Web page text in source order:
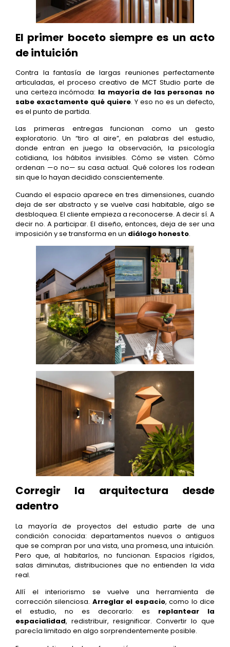
El primer boceto siempre es un acto
de intuición
Contra la fantasía de largas reuniones perfectamente
articuladas, el proceso creativo de MCT Studio parte de
una certeza incómoda: la mayoría de las personas no
sabe exactamente qué quiere. Y eso no es un defecto,
es el punto de partida.
Las primeras entregas funcionan como un gesto
exploratorio. Un “tiro al aire”, en palabras del estudio,
donde entran en juego la observación, la psicología
cotidiana, los hábitos invisibles. Cómo se visten. Cómo
ordenan —o no— su casa actual. Qué colores los rodean
sin que lo hayan decidido conscientemente.
Cuando el espacio aparece en tres dimensiones, cuando
deja de ser abstracto y se vuelve casi habitable, algo se
desbloquea. El cliente empieza a reconocerse. A decir sí. A
decir no. A participar. El diseño, entonces, deja de ser una
imposición y se transforma en un diálogo honesto.
Corregir la arquitectura desde
adentro
La mayoría de proyectos del estudio parte de una
condición conocida: departamentos nuevos o antiguos
que se compran por una vista, una promesa, una intuición.
Pero que, al habitarlos, no funcionan. Espacios rígidos,
salas diminutas, distribuciones que no entienden la vida
real.
Allí el interiorismo se vuelve una herramienta de
corrección silenciosa. Arreglar el espacio, como lo dice
el estudio, no es decorarlo: es replantear la
espacialidad, redistribuir, resignificar. Convertir lo que
parecía limitado en algo sorprendentemente posible.